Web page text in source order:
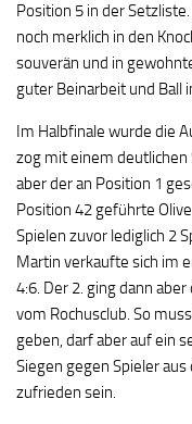
Position 5 in der
noch merklich in den
souverän und in
guter Beinarbeit und Ball
Im Halbfinale wurde die
zog mit einem deutlichen
aber der an Position 1
Position 42 geführte
Spielen zuvor lediglich 2
Martin verkaufte sich im
4:6. Der 2. ging dann
vom Rochusclub. So
geben, darf aber auf ein
Siegen gegen Spieler
zufrieden sein.